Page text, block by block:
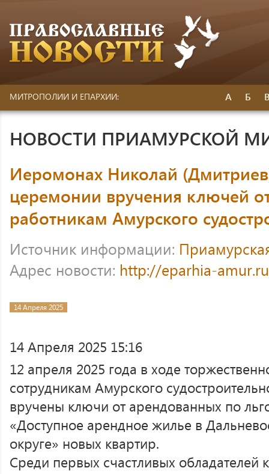
МИТРОПОЛИИ И ЕПАРХИИ: А Б
НОВОСТИ ПРИАМУРСКОЙ
Иеромонах Николай
церемонии вручения ключей
работникам Амурского
Источник информации:
Адрес новости: http://eparhia-
14 Апреля 2025
14 Апреля 2025 15:16
12 апреля 2025 года в ходе
сотрудникам Амурского
вручены ключи от арендованных по
«Доступное арендное жилье в
округе» новых квартир.
Среди первых счастливых обладателей